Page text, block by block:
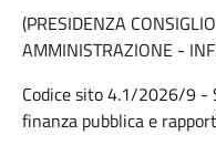
(PRESIDENZA
AMMINISTRAZIONE -
Codice sito 4.1/2026/9
finanza pubblica e